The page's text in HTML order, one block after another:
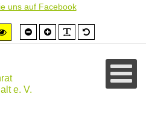
uns auf Facebook
Hoher
Kontrast
Schrift
kleiner
Schrift
größer
e. V.